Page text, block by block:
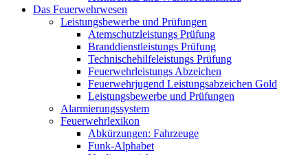
Das Feuerwehrwesen
Leistungsbewerbe und Prüfungen
Atemschutzleistungs Prüfung
Branddienstleistungs Prüfung
Technischehilfeleistungs Prüfung
Feuerwehrleistungs Abzeichen
Feuerwehrjugend Leistungsabzeichen Gold
Leistungsbewerbe und Prüfungen
Alarmierungssystem
Feuerwehrlexikon
Abkürzungen: Fahrzeuge
Funk-Alphabet